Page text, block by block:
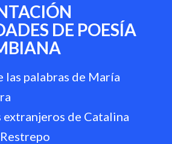
DE POESÍA
las palabras de María
extranjeros de Catalina